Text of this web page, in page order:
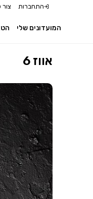
התחברות
המועדונים שלי
אווז 6